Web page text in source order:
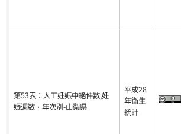
第53表：人工妊娠中絶件数,妊
娠週数・年次別-山梨県
平成28
年衛生
統計